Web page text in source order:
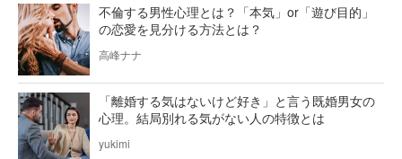
不倫する男性心理とは？「本気」or「遊び目的」
の恋愛を見分ける方法とは？
高峰ナナ
「離婚する気はないけど好き」と言う既婚男女の
心理。結局別れる気がない人の特徴とは
yukimi